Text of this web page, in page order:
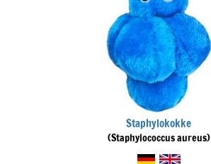
Staphylokokke
(Staphylococcus aureus)